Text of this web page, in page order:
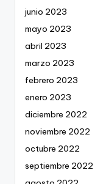
junio 2023
mayo 2023
abril 2023
marzo 2023
febrero 2023
enero 2023
diciembre 2022
noviembre 2022
octubre 2022
septiembre 2022